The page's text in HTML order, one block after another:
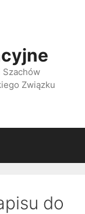
Związku
do